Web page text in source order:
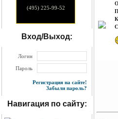
(495) 225-99-52
Вход/Выход:
Логин
Пароль
Регистрация на сайте!
Забыли пароль?
Навигация по сайту: